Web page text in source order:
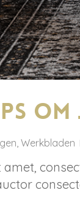
, Werkbladen